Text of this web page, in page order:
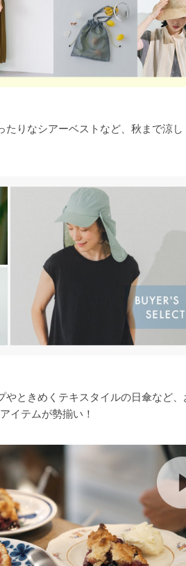
たりなシアーベストなど、秋まで涼し
やときめくテキスタイルの日傘など、
イテムが勢揃い！